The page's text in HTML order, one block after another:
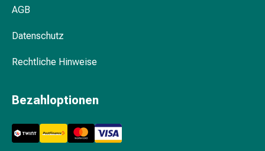
Tönungen
Haarstyling
Haarwasser
Shampoo
AGB
Datenschutz
Rechtliche Hinweise
Bezahloptionen